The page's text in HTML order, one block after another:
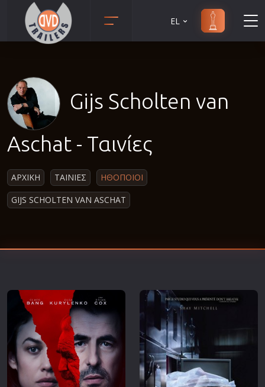
Αισθησιακές
Β' Παγκόσμιος Πόλεμος
Γουέστερν
Δραματικές
Εποχής
Ευρωπαικός Κινηματογράφος
Θρησκευτικές
Θρίλερ
Ιστορικές
EL
Gijs Scholten van
Aschat - Ταινίες
ΑΡΧΙΚΗ ΤΑΙΝΙΕΣ
ΗΘΟΠΟΙΟΙ
GIJS SCHOLTEN VAN ASCHAT